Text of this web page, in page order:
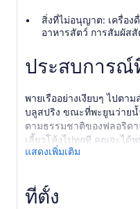
สิ่งที่ไม่อนุญาต: เครื่อง
อาหารสัตว์ การสัมผัสสั
ประสบการ
พายเรืออย่างเงียบๆ ไปตา
บลูสปริง ขณะที่พะยูนว่ายน้
ตามธรรมชาติของฟลอริดา
เลี้ยวโค้งไปทุกที คุณจะได้
ป่านานาชนิด และความงด
ได้ค้นพบพฤติกรรมอันน่าทึ่ง
แสดงเพิ่มเติม
ที่ตั้ง